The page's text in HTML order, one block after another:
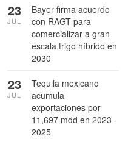
Bayer firma acuerdo
con RAGT para
comercializar a gran
escala trigo híbrido en
2030
23
JUL
Tequila mexicano
acumula
exportaciones por
11,697 mdd en 2023-
2025
23
JUL